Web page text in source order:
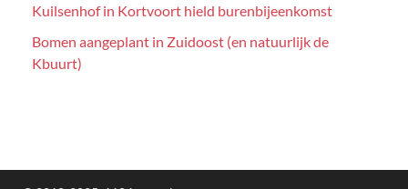
Kuilsenhof in Kortvoort hield burenbijeenkomst
Bomen aangeplant in Zuidoost (en natuurlijk de
Kbuurt)